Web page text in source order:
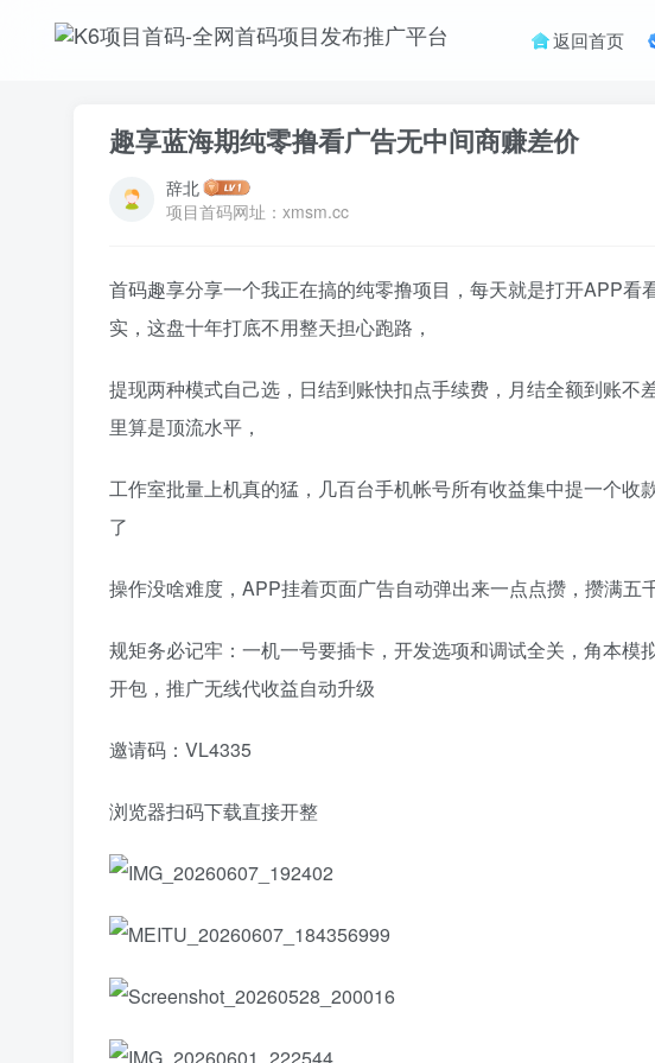
返回首页
趣享蓝海期纯零撸看广告无中间商赚差价
辞北
项目首码网址：xmsm.cc
首码趣享分享一个我正在搞的纯零撸项目，每天就是打开APP
实，这盘十年打底不用整天担心跑路，
提现两种模式自己选，日结到账快扣点手续费，月结全额到账
里算是顶流水平，
工作室批量上机真的猛，几百台手机帐号所有收益集中提一个
了
操作没啥难度，APP挂着页面广告自动弹出来一点点攒，攒满
规矩务必记牢：一机一号要插卡，开发选项和调试全关，角本
开包，推广无线代收益自动升级
邀请码：VL4335
浏览器扫码下载直接开整